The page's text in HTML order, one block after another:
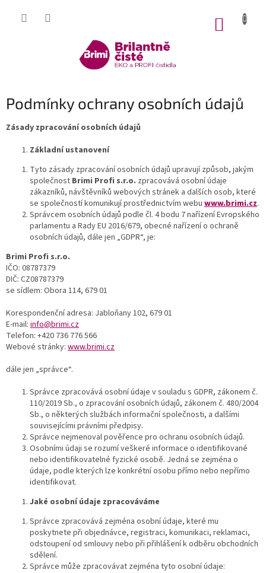
Podmínky ochrany osobních údajů
Zásady zpracování osobních údajů
Základní ustanovení
Tyto zásady zpracování osobních údajů upravují způsob, jakým
společnost Brimi Profi s.r.o. zpracovává osobní údaje
zákazníků, návštěvníků webových stránek a dalších osob, které
se společností komunikují prostřednictvím webu www.brimi.cz.
Správcem osobních údajů podle čl. 4 bodu 7 nařízení Evropského
parlamentu a Rady EU 2016/679, obecné nařízení o ochraně
osobních údajů, dále jen „GDPR“, je:
Brimi Profi s.r.o.
IČO: 08787379
DIČ: CZ08787379
se sídlem: Obora 114, 679 01
Korespondenční adresa: Jabloňany 102, 679 01
E-mail: info@brimi.cz
Telefon: +420 736 776 566
Webové stránky: www.brimi.cz
dále jen „správce“.
Správce zpracovává osobní údaje v souladu s GDPR, zákonem č.
110/2019 Sb., o zpracování osobních údajů, zákonem č. 480/2004
Sb., o některých službách informační společnosti, a dalšími
souvisejícími právními předpisy.
Správce nejmenoval pověřence pro ochranu osobních údajů.
Osobními údaji se rozumí veškeré informace o identifikované
nebo identifikovatelné fyzické osobě. Jedná se zejména o
údaje, podle kterých lze konkrétní osobu přímo nebo nepřímo
identifikovat.
Jaké osobní údaje zpracováváme
Správce zpracovává zejména osobní údaje, které mu
poskytnete při objednávce, registraci, komunikaci, reklamaci,
odstoupení od smlouvy nebo při přihlášení k odběru obchodních
sdělení.
Správce může zpracovávat zejména tyto osobní údaje: